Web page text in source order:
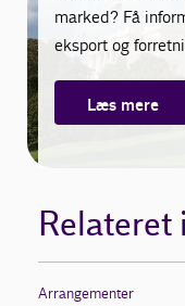
marked? Få
eksport og
Læs mere
Relateret
Arrangementer